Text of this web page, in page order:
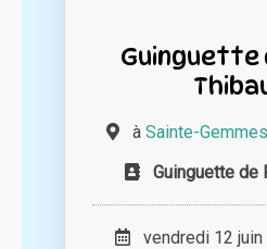
Guinguette
à Sainte-
Guinguette de
vendredi 12 juin